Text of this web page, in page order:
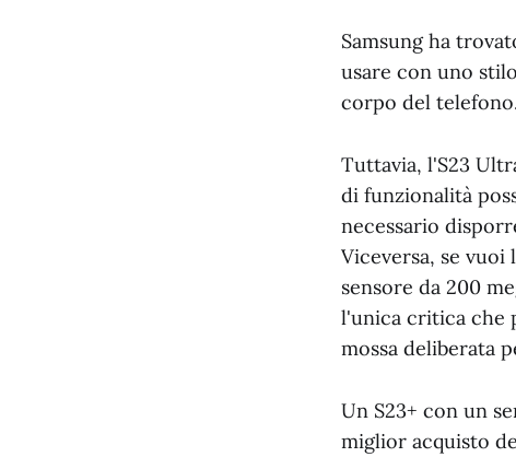
Samsung ha
usare con uno
corpo del
Tuttavia, l'S23
di funzionalità
necessario
Viceversa, se
sensore da 200
l'unica critica che
mossa deliberata
Un S23+ con un
miglior acquisto